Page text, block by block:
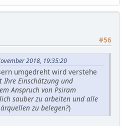
#56
2018, 19:35:20
umgedreht wird verstehe
Ihre Einschätzung und
Anspruch von Psiram
sauber zu arbeiten und alle
zu belegen?)